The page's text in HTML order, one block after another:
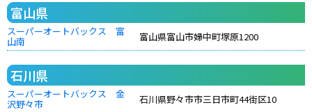
富山県
スーパーオートバックス 富
山南 富山県富山市婦中町塚原1200
石川県
スーパーオートバックス 金
沢野々市 石川県野々市市三日市町44街区10